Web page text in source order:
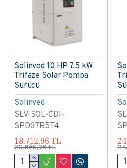
Solinved
SLV-SOL-CDI-
SPDG7R5T4
Solinved 10 HP 7.5 kW
Trifaze Solar Pompa
Sürücü
18.712,96 TL
20.866,98 TL